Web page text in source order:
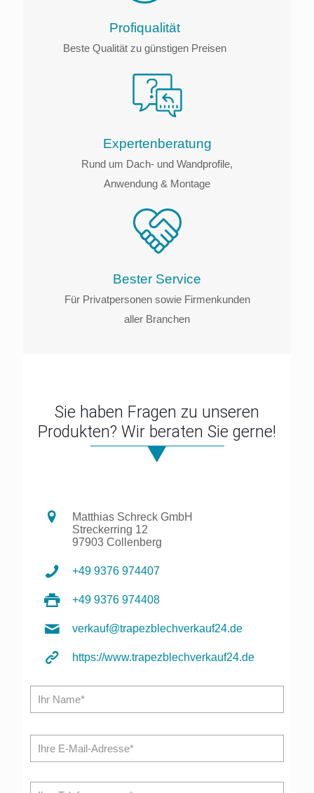
Profiqualität
Beste Qualität zu günstigen Preisen
Experten­beratung
Rund um Dach- und Wandprofile,
Anwendung & Montage
Bester Service
Für Privatpersonen sowie Firmenkunden
aller Branchen
Sie haben Fragen zu unseren
Produkten? Wir beraten Sie gerne!
Matthias Schreck GmbH
Streckerring 12
97903 Collenberg
+49 9376 974407
+49 9376 974408
verkauf@trapezblechverkauf24.de
https://www.trapezblechverkauf24.de
Bitte
Bitte